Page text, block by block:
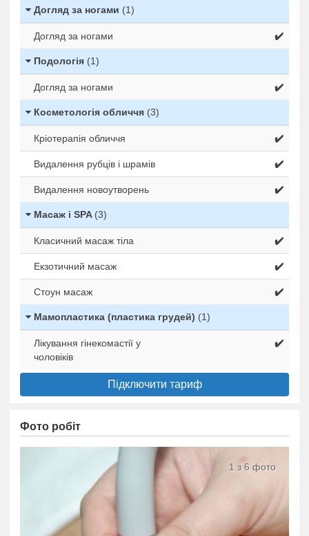
Догляд за ногами (1)
Догляд за ногами ✔️
Подологія (1)
Догляд за ногами ✔️
Косметологія обличчя (3)
Кріотерапія обличчя ✔️
Видалення рубців і шрамів ✔️
Видалення новоутворень ✔️
Масаж і SPA (3)
Класичний масаж тіла ✔️
Екзотичний масаж ✔️
Стоун масаж ✔️
Мамопластика (пластика грудей) (1)
Лікування гінекомастії у
чоловіків
✔️
Підключити тариф
Фото робіт
1 з 6 фото